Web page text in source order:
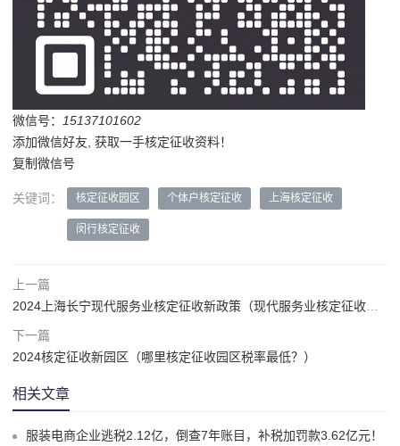
微信号：
15137101602
添加微信好友, 获取一手核定征收资料！
复制微信号
关键词： 核定征收园区 个体户核定征收 上海核定征收
闵行核定征收
上一篇
2024上海长宁现代服务业核定征收新政策（现代服务业核定征收的优势）
下一篇
2024核定征收新园区（哪里核定征收园区税率最低？）
相关文章
服装电商企业逃税2.12亿，倒查7年账目，补税加罚款3.62亿元！